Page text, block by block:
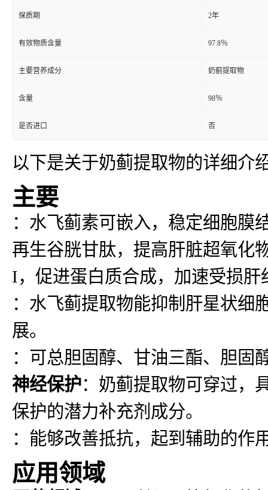
保质期 2年
有效物质含量 97.8％
主要营养成分 奶蓟提取物
含量 98％
是否进口 否
以下是关于奶蓟提取物的详细介
主要
：水飞蓟素可嵌入，稳定细胞膜
再生谷胱甘肽，提高肝脏超氧化
I，促进蛋白质合成，加速受损
：水飞蓟提取物能抑制肝星状细
展。
：可总胆固醇、甘油三酯、胆固
神经保护：奶蓟提取物可穿过，
保护的潜力补充剂成分。
：能够改善抵抗，起到辅助的作
应用领域